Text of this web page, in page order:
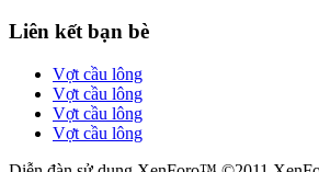
Liên kết bạn bè
Vợt cầu lông
Vợt cầu lông
Vợt cầu lông
Vợt cầu lông